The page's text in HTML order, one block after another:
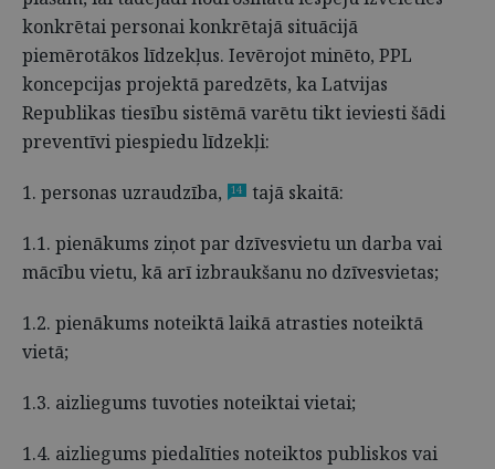
konkrētai personai konkrētajā situācijā
piemērotākos līdzekļus. Ievērojot minēto, PPL
koncepcijas projektā paredzēts, ka Latvijas
Republikas tiesību sistēmā varētu tikt ieviesti šādi
preventīvi piespiedu līdzekļi:
1. personas uzraudzība, 14 tajā skaitā:
1.1. pienākums ziņot par dzīvesvietu un darba vai
mācību vietu, kā arī izbraukšanu no dzīvesvietas;
1.2. pienākums noteiktā laikā atrasties noteiktā
vietā;
1.3. aizliegums tuvoties noteiktai vietai;
1.4. aizliegums piedalīties noteiktos publiskos vai